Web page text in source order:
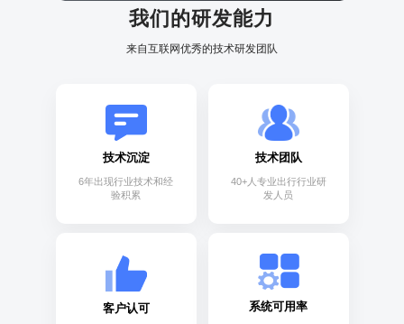
我们的研发能力
来自互联网优秀的技术研发团队
技术沉淀
6年出现行业技术和经
验积累
技术团队
40+人专业出行行业研
发人员
客户认可 系统可用率